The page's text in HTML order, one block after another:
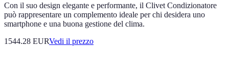
Con il suo design elegante e performante, il Clivet Condizionatore
può rappresentare un complemento ideale per chi desidera uno
smartphone e una buona gestione del clima.
1544.28 EURVedi il prezzo